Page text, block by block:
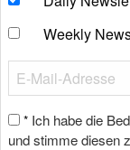
Weekly
* Ich habe die
und stimme diesen